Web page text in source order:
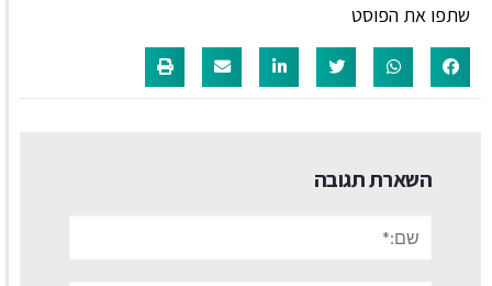
שתפו את הפוסט
השארת תגובה